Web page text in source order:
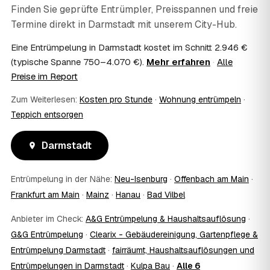
07 Übernimmt das Sozialamt oder Jobcenter die
Kosten?
Im Einzelfall ist das möglich — etwa bei einer
Wohnungsauflösung im Rahmen von Sozialhilfe oder
einem vom Amt veranlassten Umzug. Wichtig: Den Antrag
stellen Sie vor Auftragserteilung beim zuständigen Amt
Zentrum vermittelt die Entrümpler, entscheidet aber nicht
über die Kostenübernahme.
08 Bekomme ich einen Entsorgungsnachweis?
Ja. Die Partner entsorgen über zugelassene Höfe und
stellen auf Wunsch einen Entsorgungsnachweis aus —
oder die eigene Dokumentation.
09 Muss ich bei der Entrümpelung anwesend sein?
Übergabe und zum Abschluss vor Ort; den genauen
Ablauf — etwa die Schlüsselübergabe — stimmen Sie
direkt mit dem Entrümpler ab.
10 Was ist im Festpreis enthalten?
Finden Sie geprüfte Entrümpler, Preisspannen und freie
Termine direkt in Darmstadt mit unserem City-Hub.
Eine Entrümpelung in Darmstadt kostet im Schnitt 2.946 €
(typische Spanne 750–4.070 €). Mehr erfahren · Alle
Preise im Report
Zum Weiterlesen: Kosten pro Stunde · Wohnung entrümpeln ·
Teppich entsorgen
Darmstadt
Entrümpelung in der Nähe: Neu-Isenburg · Offenbach am Main ·
Frankfurt am Main · Mainz · Hanau · Bad Vilbel
Anbieter im Check: A&G Entrümpelung & Haushaltsauflösung ·
G&G Entrümpelung · Clearix - Gebäudereinigung, Gartenpflege &
Entrümpelung Darmstadt · fairräumt, Haushaltsauflösungen und
Entrümpelungen in Darmstadt · Kulpa Bau · Alle 6